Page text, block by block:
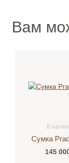
Вам
В
Сумка
95